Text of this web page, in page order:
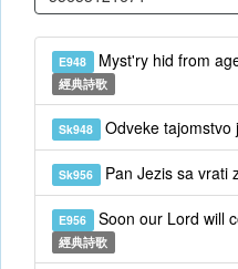
E948 Myst'ry hid from
經典詩歌
Sk948 Odveke tajomstvo
Sk956 Pan Jezis sa vrati
E956 Soon our Lord will
經典詩歌